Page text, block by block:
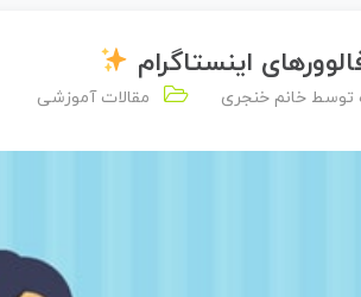
اینستاگرام
توسط خانم خنجری مقالات آموزشی